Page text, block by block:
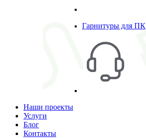
Гарнитуры для ПК
Наши проекты
Услуги
Блог
Контакты